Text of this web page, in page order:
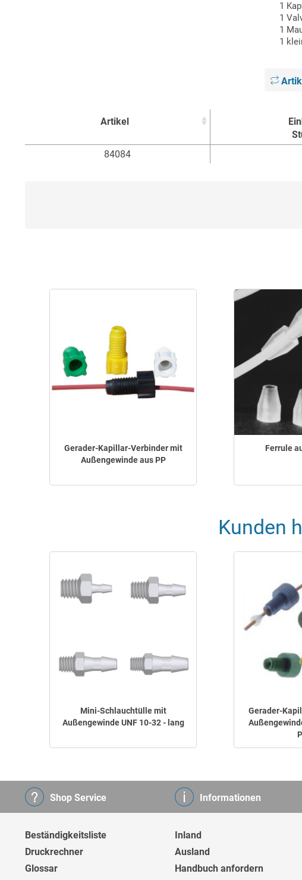
1
1
1
1
Artikel
Artikel
84084
Gerader-Kapillar-Verbinder mit
Außengewinde aus PP
Ferrule
Kunden
Mini-Schlauchtülle mit
Außengewinde UNF 10-32 - lang
Gerader-
Shop Service
Beständigkeitsliste
Druckrechner
Glossar
Informationen
Inland
Ausland
Handbuch anfordern